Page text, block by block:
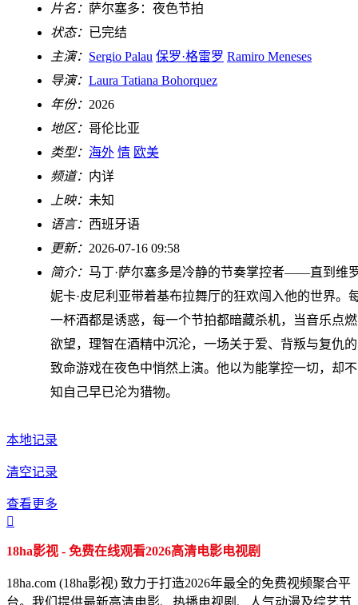
片名： 萨尔塞多：夜色节拍
状态： 已完结
主演： Sergio Palau 保罗·格雷罗 Ramiro Meneses
导演： Laura Tatiana Bohorquez
年份： 2026
地区： 哥伦比亚
类型： 海外 情 欧美
频道： 内详
上映： 未知
语言： 西班牙语
更新： 2026-07-16 09:58
简介： 马丁·萨尔塞多是冷静的节奏掌控者——直到维
妮卡·皮尼利亚带着基布拉舞厅的狂欢闯入他的世界。
一杯酒都是诱惑，每一个节拍都暗藏杀机，当音乐点燃
欲望，理智在酒精中沉沦，一场关于爱、背叛与复仇的
致命游戏在夜色中悄然上演。他以为能掌控一切，却不
知自己早已沦为猎物。
本地记录
清空记录
查看更多

18ha影视 - 免费在线观看2026高清电影电视剧
18ha.com (18ha影视) 致力于打造2026年最全的免费视频聚合平
台。我们提供最新高清电影、热播电视剧、人气动漫及综艺节